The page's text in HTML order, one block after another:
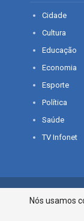
Cidade
Cultura
Educação
Economia
Esporte
Política
Saúde
TV Infonet
© 2026 - O que
Nós usamos